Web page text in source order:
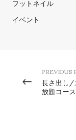
フットネイル
イベント
PREVIOUS
長さ出し/
放題コー